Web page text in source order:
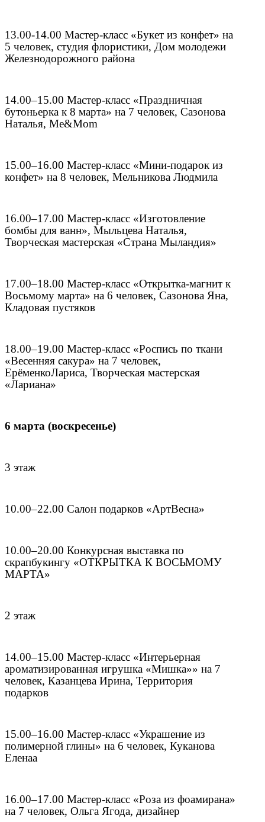
13.00-14.00 Мастер-класс «Букет из конфет» на
5 человек, студия флористики, Дом молодежи
Железнодорожного района
14.00–15.00 Мастер-класс «Праздничная
бутоньерка к 8 марта» на 7 человек, Сазонова
Наталья, Me&Mom
15.00–16.00 Мастер-класс «Мини-подарок из
конфет» на 8 человек, Мельникова Людмила
16.00–17.00 Мастер-класс «Изготовление
бомбы для ванн», Мыльцева Наталья,
Творческая мастерская «Страна Мыландия»
17.00–18.00 Мастер-класс «Открытка-магнит к
Восьмому марта» на 6 человек, Сазонова Яна,
Кладовая пустяков
18.00–19.00 Мастер-класс «Роспись по ткани
«Весенняя сакура» на 7 человек,
ЕрёменкоЛариса, Творческая мастерская
«Лариана»
6 марта (воскресенье)
3 этаж
10.00–22.00 Салон подарков «АртВесна»
10.00–20.00 Конкурсная выставка по
скрапбукингу «ОТКРЫТКА К ВОСЬМОМУ
МАРТА»
2 этаж
14.00–15.00 Мастер-класс «Интерьерная
ароматизированная игрушка «Мишка»» на 7
человек, Казанцева Ирина, Территория
подарков
15.00–16.00 Мастер-класс «Украшение из
полимерной глины» на 6 человек, Куканова
Еленаа
16.00–17.00 Мастер-класс «Роза из фоамирана»
на 7 человек, Ольга Ягода, дизайнер